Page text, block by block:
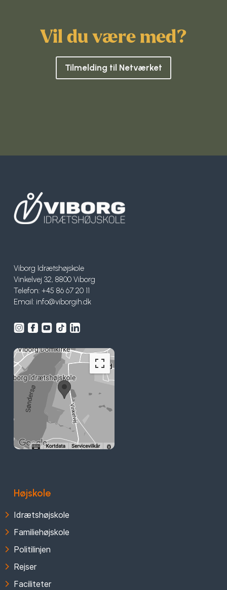
Vil du være med?
Tilmelding til Netværket
Viborg Idrætshøjskole
Vinkelvej 32, 8800 Viborg
Telefon: +45 86 67 20 11
Email: info@viborgih.dk
Højskole
Idrætshøjskole
Familiehøjskole
Politilinjen
Rejser
Faciliteter